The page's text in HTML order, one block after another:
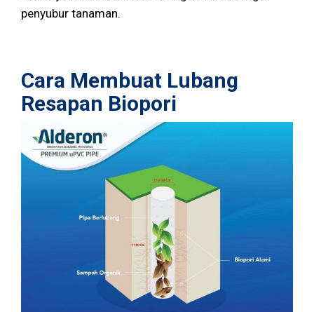
penyubur tanaman.
Cara Membuat Lubang
Resapan Biopori